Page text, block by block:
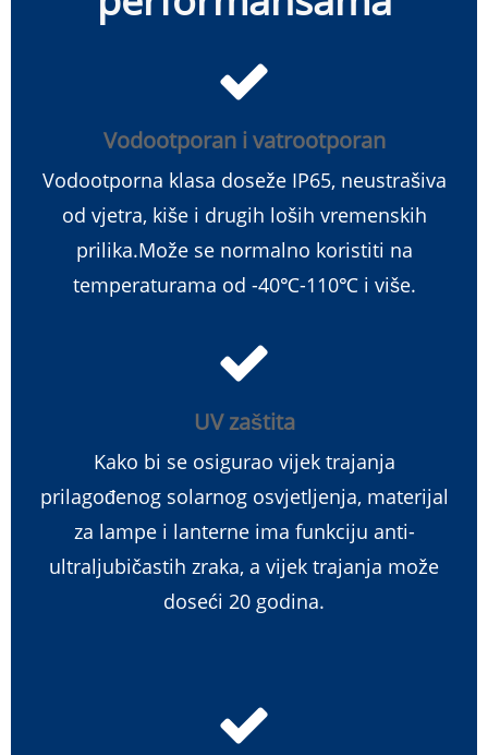
Vodootporan i vatrootporan
Vodootporna klasa doseže IP65, neustrašiva
od vjetra, kiše i drugih loših vremenskih
prilika.Može se normalno koristiti na
temperaturama od -40℃-110℃ i više.
UV zaštita
Kako bi se osigurao vijek trajanja
prilagođenog solarnog osvjetljenja, materijal
za lampe i lanterne ima funkciju anti-
ultraljubičastih zraka, a vijek trajanja može
doseći 20 godina.